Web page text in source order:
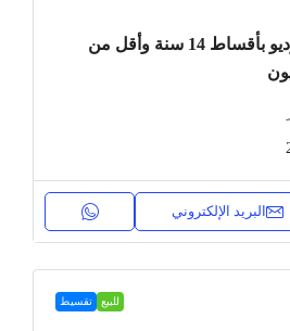
للبيع بمدينة نور استوديو بأقساط 14 سنة وأقل من
البريد الإلكتروني
للبيع تقسيط